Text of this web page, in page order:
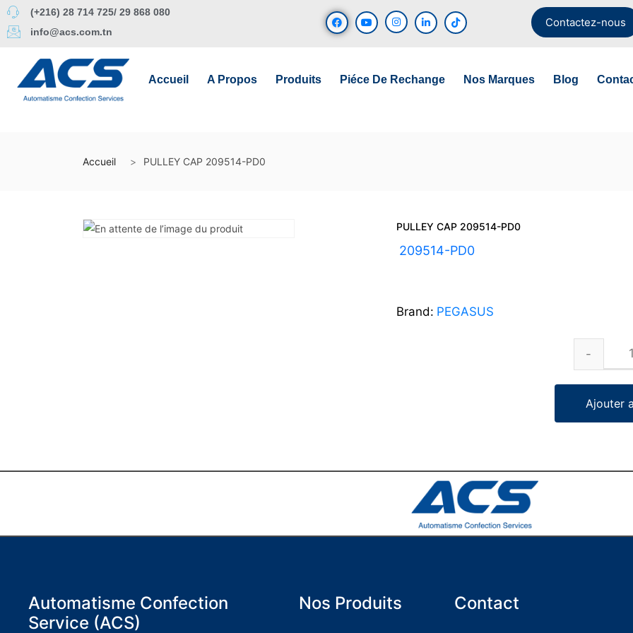
(+216) 28 714 725/ 29 868 080
info@acs.com.tn
Contactez-nous
Accueil A Propos Produits Piéce De Rechange Nos Marques Blog
Accueil PULLEY CAP 209514-PD0
PULLEY CAP 209514-PD0
209514-PD0
Brand: PEGASUS
Ajouter
Automatisme Confection
Service (ACS)
Nos Produits Contact